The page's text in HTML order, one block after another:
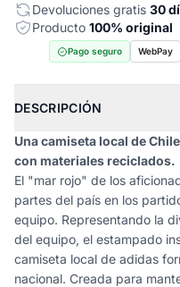
Devoluciones gratis 30
Producto 100% original
Pago seguro WebPay
DESCRIPCIÓN
Una camiseta local de
con materiales reciclados.
El "mar rojo" de los
partes del país en los
equipo. Representando la
del equipo, el estampado
camiseta local de adidas
nacional. Creada para